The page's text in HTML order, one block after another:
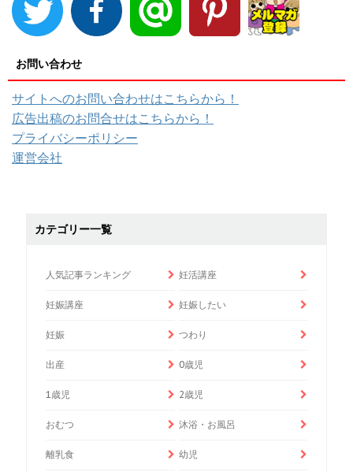
お問い合わせ
サイトへのお問い合わせはこちらから！
広告出稿のお問合せはこちらから！
プライバシーポリシー
運営会社
カテゴリー一覧
人気記事ランキング 妊活講座
妊娠講座 妊娠したい
妊娠 つわり
出産 0歳児
1歳児 2歳児
おむつ 沐浴・お風呂
離乳食 幼児